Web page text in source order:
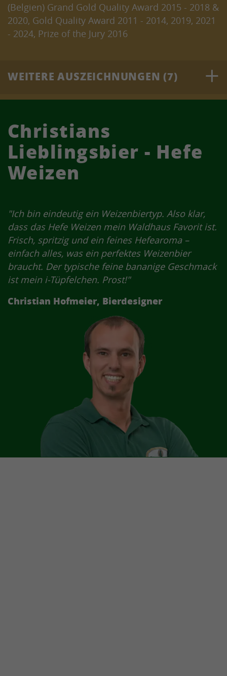
(Belgien) Grand Gold Quality Award 2015 - 2018 &
2020, Gold Quality Award 2011 - 2014, 2019, 2021
- 2024, Prize of the Jury 2016
WEITERE AUSZEICHNUNGEN (7)
Sterne + Crystal Taste Award 2015
Australian International Beer Award
(Australien) Silver Award 2016, Bronze Award
2013
(Großbritannien) Gold 2020 & 2023
Meiningers International Craft Beer
Award (MICBA)
(Deutschland) Gold 2016
1001 Degustations
(Frankreich) Gold 2014, 2016, 2019 - 2022, 2024 &
2025, Silber 2017, 2018 & 2023
Selection - Das Genussmagazin
5 Sterne Toplevel 2020, 4 Sterne 2014, 2016, 2017
European Beer Challenge
(Großbritannien) Doppelgold 2021 & 2023, Gold
Christians
Lieblingsbier - Hefe
Weizen
"Ich bin eindeutig ein Weizenbiertyp. Also klar,
dass das Hefe Weizen mein Waldhaus Favorit ist.
Frisch, spritzig und ein feines Hefearoma –
einfach alles, was ein perfektes Weizenbier
braucht. Der typische feine bananige Geschmack
ist mein i-Tüpfelchen. Prost!"
Christian Hofmeier, Bierdesigner